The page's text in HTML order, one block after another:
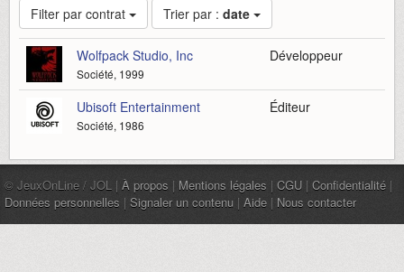
Filter par contrat Trier par : date
Wolfpack Studio, Inc
Société, 1999
Développeur
Ubisoft Entertainment
Société, 1986
Éditeur
© JeuxOnLine / JOL | À propos | Mentions légales | CGU | Confidentialité |
Données personnelles | Signaler un contenu | Aide | Nous contacter